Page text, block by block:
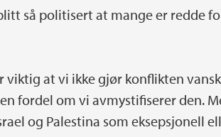
så politisert at mange er redde
at vi ikke gjør konflikten
fordel om vi avmystifiserer den.
og Palestina som eksepsjonell